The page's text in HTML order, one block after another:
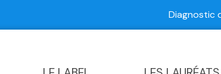
Diagnostic